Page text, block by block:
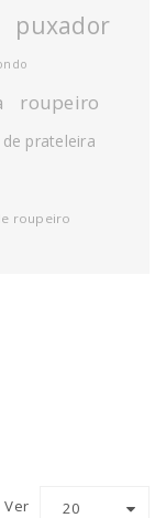
puxador
roupeiro
prateleira
roupeiro
Ver 20